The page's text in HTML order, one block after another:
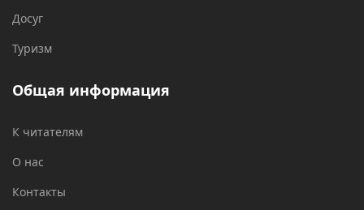
Досуг
Туризм
Общая информация
К читателям
О нас
Контакты